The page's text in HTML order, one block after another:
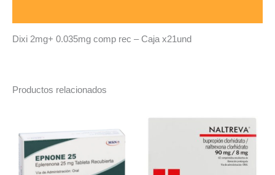
Dixi 2mg+ 0.035mg comp rec – Caja x21und
Productos relacionados